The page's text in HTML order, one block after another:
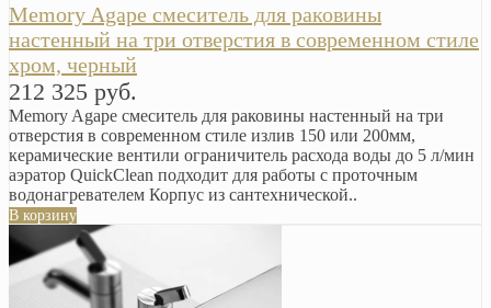
Memory Agape смеситель для раковины
настенный на три отверстия в современном стиле
хром, черный
212 325 руб.
Memory Agape смеситель для раковины настенный на три
отверстия в современном стиле излив 150 или 200мм,
керамические вентили ограничитель расхода воды до 5 л/мин
аэратор QuickClean подходит для работы с проточным
водонагревателем Корпус из сантехнической..
В корзину